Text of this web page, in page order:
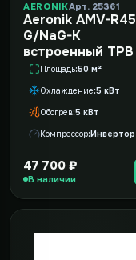
AERONIKАрт. 25361
Aeronik AMV-R45
G/NaG-K
встроенный ТРВ
Площадь 50 м²
Охлаждение 5 кВт
Обогрев 5 кВт
Компрессор Инвертор
47 700 ₽
В наличии